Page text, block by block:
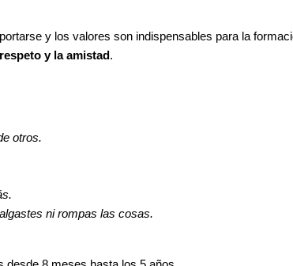
y los valores son indispensables para la
y la amistad .
otros.
ni rompas las cosas.